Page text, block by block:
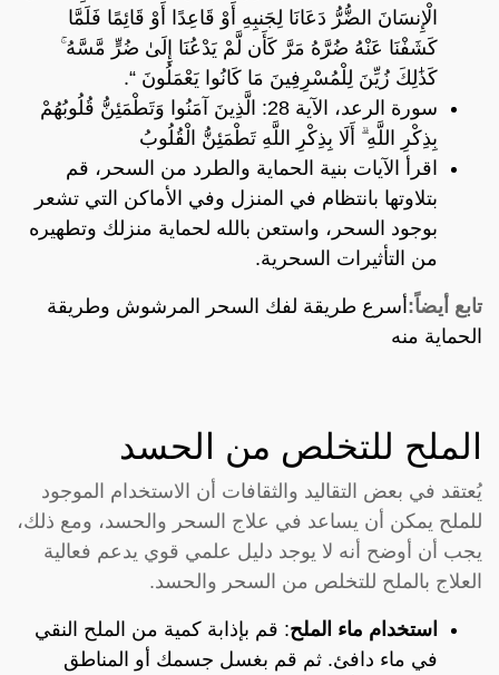
الْإِنسَانَ الضُّرُّ دَعَانَا لِجَنبِهِ أَوْ قَاعِدًا أَوْ قَائِمًا فَلَمَّا
كَشَفْنَا عَنْهُ ضُرَّهُ مَرَّ كَأَن لَّمْ يَدْعُنَا إِلَىٰ ضُرٍّ مَّسَّهُ ۚ
كَذَٰلِكَ زُيِّنَ لِلْمُسْرِفِينَ مَا كَانُوا يَعْمَلُونَ “.
سورة الرعد، الآية 28: الَّذِينَ آمَنُوا وَتَطْمَئِنُّ قُلُوبُهُمْ
بِذِكْرِ اللَّهِ ۗ أَلَا بِذِكْرِ اللَّهِ تَطْمَئِنُّ الْقُلُوبُ
اقرأ الآيات بنية الحماية والطرد من السحر، قم
بتلاوتها بانتظام في المنزل وفي الأماكن التي تشعر
بوجود السحر، واستعن بالله لحماية منزلك وتطهيره
من التأثيرات السحرية.
تابع أيضاً:أسرع طريقة لفك السحر المرشوش وطريقة
الحماية منه
الملح للتخلص من الحسد
يُعتقد في بعض التقاليد والثقافات أن الاستخدام الموجود
للملح يمكن أن يساعد في علاج السحر والحسد، ومع ذلك،
يجب أن أوضح أنه لا يوجد دليل علمي قوي يدعم فعالية
العلاج بالملح للتخلص من السحر والحسد.
استخدام ماء الملح: قم بإذابة كمية من الملح النقي
في ماء دافئ. ثم قم بغسل جسمك أو المناطق